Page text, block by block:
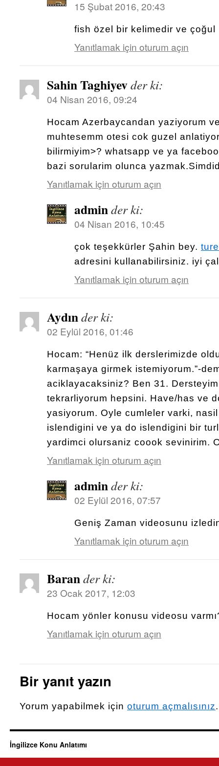
15 Şubat 2016, 20:43
fish özel bir kelimedir ve çoğul
Yanıtlamak için oturum açın
Sahin Taghiyevder ki:
04 Nisan 2016, 09:24
Hocam Azerbaycandan yaziyorum
muhtesemm otesi cok guzel
bilirmiyim>? whatsapp ve ya
bazi sorularim olunca
Yanıtlamak için oturum açın
adminder ki:
04 Nisan 2016, 10:45
çok teşekkürler Şahin bey.
adresini kullanabilirsiniz. iyi
Yanıtlamak için oturum açın
Aydınder ki:
02 Eylül 2016, 01:46
Hocam: “Henüz ilk derslerimizde
karmaşaya girmek istemiyorum.”-
aciklayacaksiniz? Ben 31.
tekrarliyorum hepsini. Have/has ve
yasiyorum. Oyle cumleler varki,
islendigini ve ya do islendigini bir
yardimci olursaniz coook sevinirim.
Yanıtlamak için oturum açın
adminder ki:
02 Eylül 2016, 07:57
Geniş Zaman videosunu
Yanıtlamak için oturum açın
Barander ki:
23 Ocak 2017, 12:03
Hocam yönler konusu videosu
Yanıtlamak için oturum açın
Bir yanıt yazın
Yorum yapabilmek için oturum açmalısınız.
İngilizce Konu Anlatımı